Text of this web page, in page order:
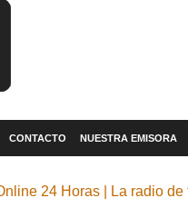
CONTACTO NUESTRA EMISORA